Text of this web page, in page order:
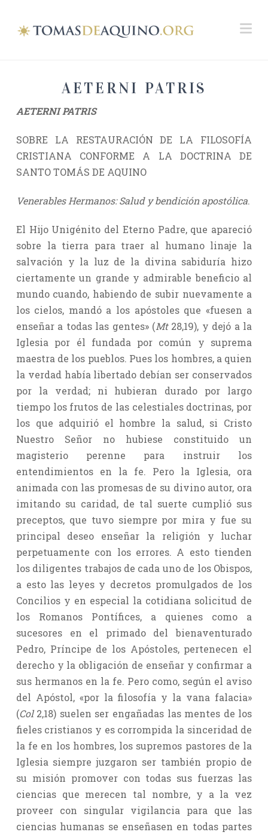
AETERNI PATRIS
AETERNI PATRIS
SOBRE LA RESTAURACIÓN DE LA FILOSOFÍA
CRISTIANA CONFORME A LA DOCTRINA DE
SANTO TOMÁS DE AQUINO
Venerables Hermanos:Salud y bendición apostólica.
El Hijo Unigénito del Eterno Padre, que apareció
sobre la tierra para traer al humano linaje la
salvación y la luz de la divina sabiduría hizo
ciertamente un grande y admirable beneficio al
mundo cuando, habiendo de subir nuevamente a
los cielos, mandó a los apóstoles que «fuesen a
enseñar a todas las gentes» (Mt28,19), y dejó a la
Iglesia por él fundada por común y suprema
maestra de los pueblos. Pues los hombres, a quien
la verdad había libertado debían ser conservados
por la verdad; ni hubieran durado por largo
tiempo los frutos de las celestiales doctrinas, por
los que adquirió el hombre la salud, si Cristo
Nuestro Señor no hubiese constituido un
magisterio perenne para instruir los
entendimientos en la fe. Pero la Iglesia, ora
animada con las promesas de su divino autor, ora
imitando su caridad, de tal suerte cumplió sus
preceptos, que tuvo siempre por mira y fue su
principal deseo enseñar la religión y luchar
perpetuamente con los errores. A esto tienden
los diligentes trabajos de cada uno de los Obispos,
a esto las leyes y decretos promulgados de los
Concilios y en especial la cotidiana solicitud de
los Romanos Pontífices, a quienes como a
sucesores en el primado del bienaventurado
Pedro, Príncipe de los Apóstoles, pertenecen el
derecho y la obligación de enseñar y confirmar a
sus hermanos en la fe. Pero como, según el aviso
del Apóstol, «por la filosofía y la vana falacia»
(Col2,18) suelen ser engañadas las mentes de los
fieles cristianos y es corrompida la sinceridad de
la fe en los hombres, los supremos pastores de la
Iglesia siempre juzgaron ser también propio de
su misión promover con todas sus fuerzas las
ciencias que merecen tal nombre, y a la vez
proveer con singular vigilancia para que las
ciencias humanas se enseñasen en todas partes